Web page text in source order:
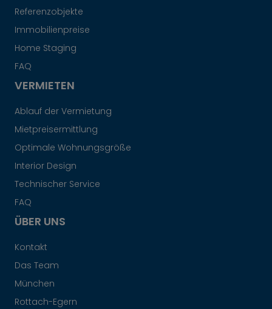
Referenzobjekte
Immobilienpreise
Home Staging
FAQ
VERMIETEN
Ablauf der Vermietung
Mietpreisermittlung
Optimale Wohnungsgröße
Interior Design
Technischer Service
FAQ
ÜBER UNS
Kontakt
Das Team
München
Rottach-Egern